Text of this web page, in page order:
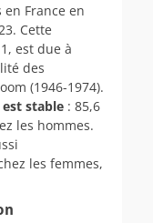
France en
Cette
est due à
des
(1946-1974).
est stable : 85,6
les hommes.
les femmes,